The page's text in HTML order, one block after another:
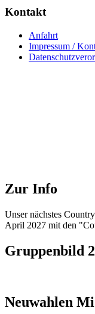
Kontakt
Anfahrt
Impressum /
Zur Info
Unser nächstes
April 2027 mit den
Gruppenbild
Neuwahlen